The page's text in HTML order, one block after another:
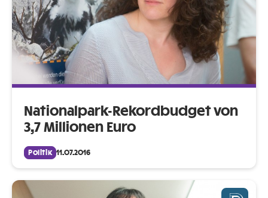
Nationalpark-Rekordbudget von
3,7 Millionen Euro
Politik 11.07.2016